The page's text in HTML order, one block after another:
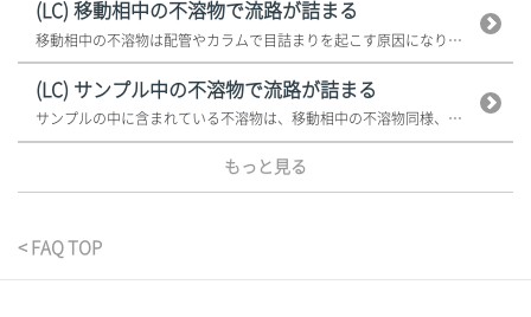
(LC) 移動相中の不溶物で流路が詰まる
移動相中の不溶物は配管やカラムで目詰まりを起こす原因になります。 ボトル...
(LC) サンプル中の不溶物で流路が詰まる
サンプルの中に含まれている不溶物は、移動相中の不溶物同様、配管やカラムで目...
もっと見る
< FAQ TOP